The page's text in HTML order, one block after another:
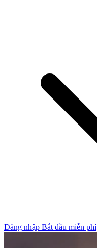
Đăng nhập Bắt đầu miễn phí